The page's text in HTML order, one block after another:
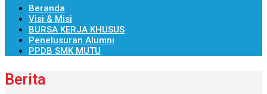
Beranda
Visi & Misi
BURSA KERJA KHUSUS
Penelusuran Alumni
PPDB SMK MUTU
Berita